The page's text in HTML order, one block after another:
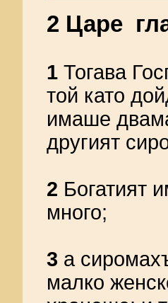
2 Царе
1 Тогава
той като
имаше
другият
2 Богатият
много;
3 а
малко